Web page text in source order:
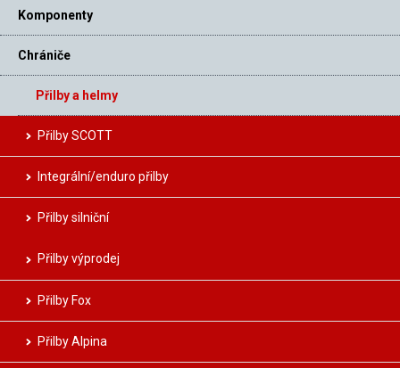
Komponenty
Chrániče
Přilby a helmy
Přilby SCOTT
Integrální/enduro přilby
Přilby silniční
Přilby výprodej
Přilby Fox
Přilby Alpina